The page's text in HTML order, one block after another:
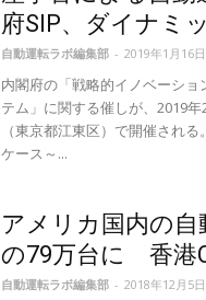
府SIP、ダイナミ
自動運転ラボ編集部 - 2019年1月16
内閣府の「戦略的イノベーシ
テム」に関する催しが、2019年
（東京都江東区）で開催され
ケース～...
アメリカ国内の自
の79万台に 香港
自動運転ラボ編集部 - 2018年12月5